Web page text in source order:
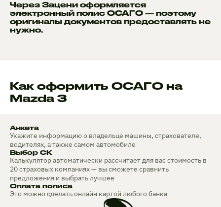
Через Зацени оформляется
электронный полис ОСАГО — поэтому
оригиналы документов предоставлять не
нужно.
Как оформить ОСАГО на
Mazda 3
Анкета
Укажите информацию о владельце машины, страхователе,
водителях, а также самом автомобиле
Выбор СК
Калькулятор автоматически рассчитает для вас стоимость в
20 страховых компаниях — вы сможете сравнить
предложения и выбрать лучшее
Оплата полиса
Это можно сделать онлайн картой любого банка